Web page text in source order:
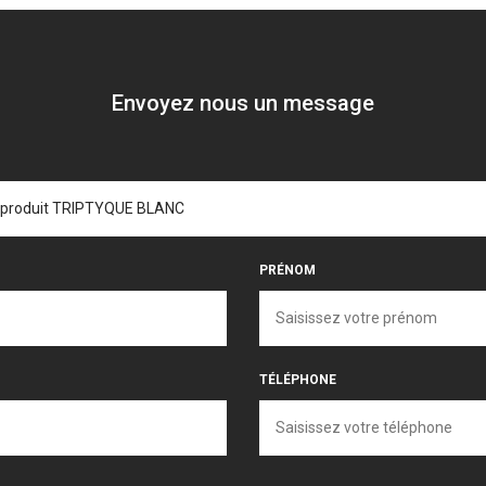
Envoyez nous un message
PRÉNOM
TÉLÉPHONE